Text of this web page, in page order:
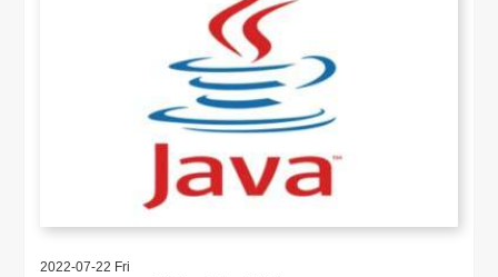
2022-07-22 Fri